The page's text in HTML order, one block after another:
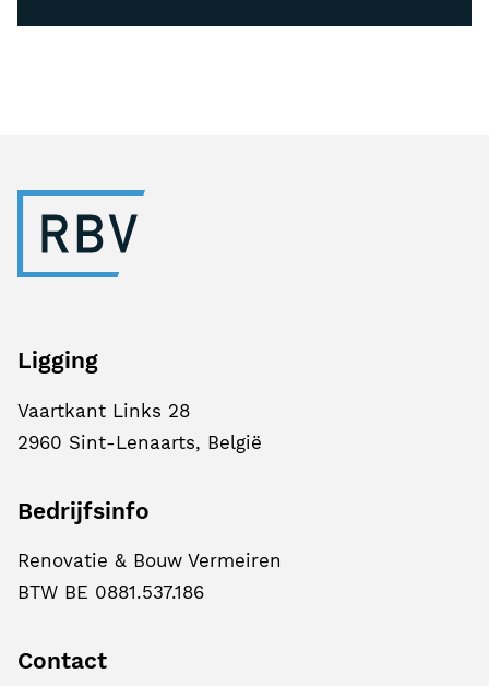
Ligging
Vaartkant Links 28
2960 Sint-Lenaarts, België
Bedrijfsinfo
Renovatie & Bouw Vermeiren
BTW BE 0881.537.186
Contact